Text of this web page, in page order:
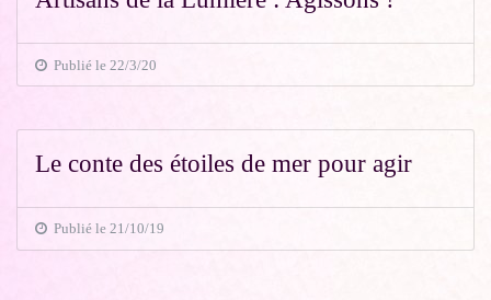
Publié le 22/3/20
Le conte des étoiles de mer pour agir
Publié le 21/10/19